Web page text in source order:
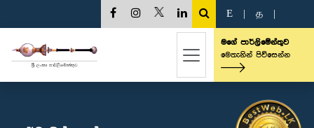
E த
මගේ පාර්ලිමේන්තුව
මෙතැනින් පිවිසෙන්න